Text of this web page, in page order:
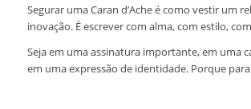
Segurar uma Caran d’Ache é como vestir um
inovação. É escrever com alma, com estilo,
Seja em uma assinatura importante, em uma
em uma expressão de identidade. Porque